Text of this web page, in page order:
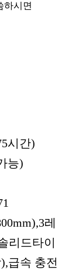
하시면
시간)
능)
레
리드타이
급속 충전